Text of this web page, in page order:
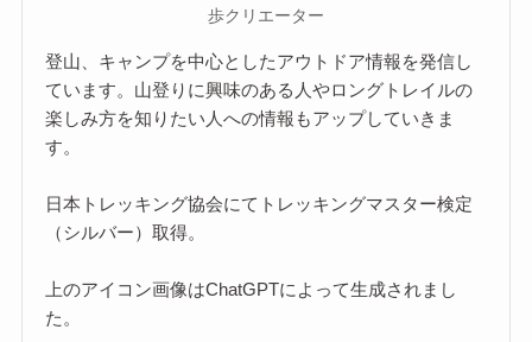
歩クリエーター
登山、キャンプを中心としたアウトドア情報を発信し
ています。山登りに興味のある人やロングトレイルの
楽しみ方を知りたい人への情報もアップしていきま
す。
日本トレッキング協会にてトレッキングマスター検定
（シルバー）取得。
上のアイコン画像はChatGPTによって生成されまし
た。